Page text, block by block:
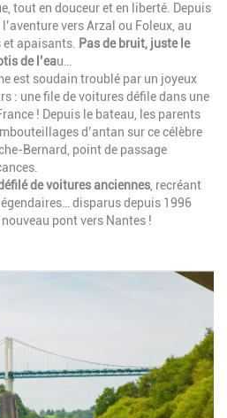
tout en douceur et en liberté. Depuis
vers Arzal ou Foleux, au
et apaisants. Pas de bruit, juste le
de l’eau…
est soudain troublé par un joyeux
: une file de voitures défile dans une
! Depuis le bateau, les parents
d’antan sur ce célèbre
Bernard, point de passage
de voitures anciennes, recréant
disparus depuis 1996
pont vers Nantes !